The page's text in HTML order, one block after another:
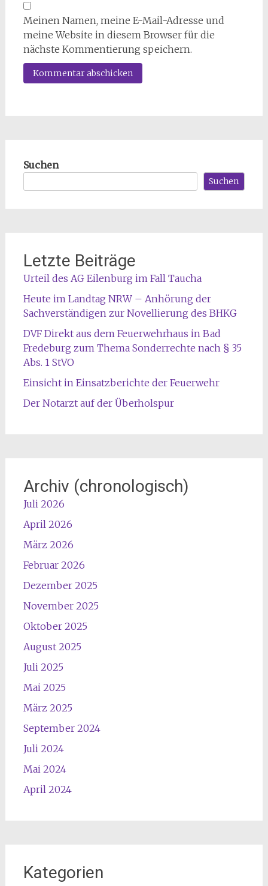
Meinen Namen, meine E-Mail-Adresse und
meine Website in diesem Browser für die
nächste Kommentierung speichern.
Suchen
Suchen
Letzte Beiträge
Urteil des AG Eilenburg im Fall Taucha
Heute im Landtag NRW – Anhörung der
Sachverständigen zur Novellierung des BHKG
DVF Direkt aus dem Feuerwehrhaus in Bad
Fredeburg zum Thema Sonderrechte nach § 35
Abs. 1 StVO
Einsicht in Einsatzberichte der Feuerwehr
Der Notarzt auf der Überholspur
Archiv (chronologisch)
Juli 2026
April 2026
März 2026
Februar 2026
Dezember 2025
November 2025
Oktober 2025
August 2025
Juli 2025
Mai 2025
März 2025
September 2024
Juli 2024
Mai 2024
April 2024
Kategorien